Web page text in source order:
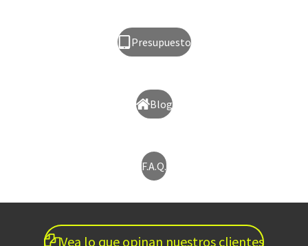
Presupuesto
Blog
F.A.Q.
Vea lo que opinan nuestros clientes